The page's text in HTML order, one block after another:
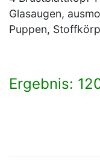
Glasaugen,
Puppen,
Ergebnis: